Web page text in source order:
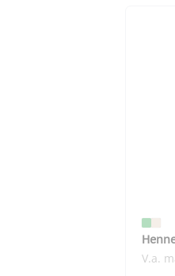
V.a.